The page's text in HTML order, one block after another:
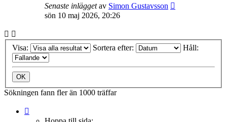
Senaste inläggetav Simon Gustavsson
sön 10 maj 2026, 20:26
Visa: Sortera efter: Håll:
Sökningen fann fler än 1000 träffar